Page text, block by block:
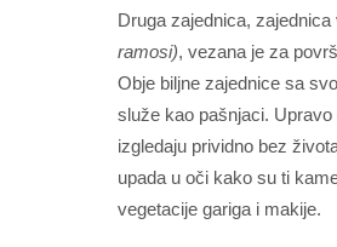
Druga zajednica,
ramosi), vezana je za
Obje biljne zajednice sa
služe kao pašnjaci.
izgledaju prividno bez
upada u oči kako su ti
vegetacije gariga i makije.